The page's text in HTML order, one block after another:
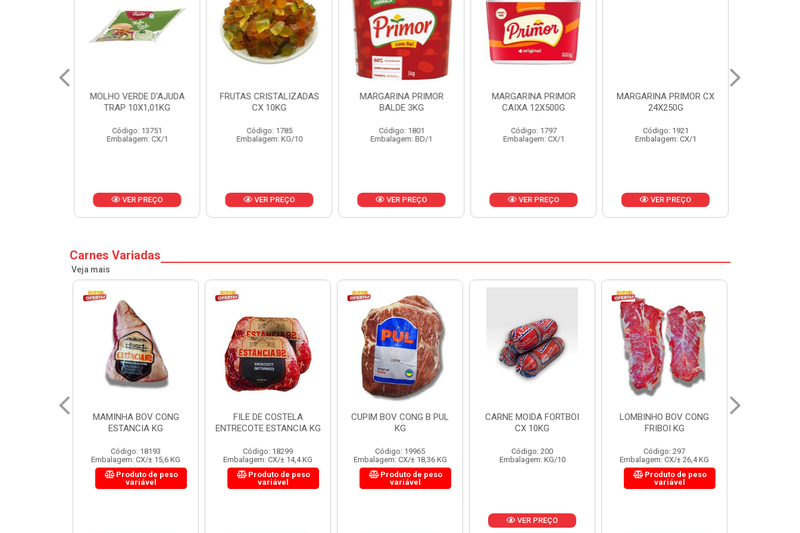
MOLHO VERDE D'AJUDA
TRAP 10X1,01KG
Código: 13751
Embalagem: CX/1
VER PREÇO
FRUTAS CRISTALIZADAS
CX 10KG
Código: 1785
Embalagem: KG/10
VER PREÇO
MARGARINA PRIMOR
BALDE 3KG
Código: 1801
Embalagem: BD/1
VER PREÇO
MARGARINA PRIMOR
CAIXA 12X500G
Código: 1797
Embalagem: CX/1
VER PREÇO
MARGARINA PRIMOR CX
24X250G
Código: 1921
Embalagem: CX/1
VER PREÇO
Carnes Variadas
Veja mais
FILE DE COSTELA
ENTRECOTE ESTANCIA KG
Código: 18299
Embalagem: CX/± 14,4 KG
Produto de peso
variável
CUPIM BOV CONG B PUL
KG
Código: 19965
Embalagem: CX/± 18,36 KG
Produto de peso
variável
CARNE MOIDA FORTBOI
CX 10KG
Código: 200
Embalagem: KG/10
LOMBINHO BOV CONG
FRIBOI KG
Código: 297
Embalagem: CX/± 26,4 KG
FIGADO BOV CONG FRIBOI
KG
Código: 222
Embalagem: CX/± 30,12 KG
Produto de peso
variável